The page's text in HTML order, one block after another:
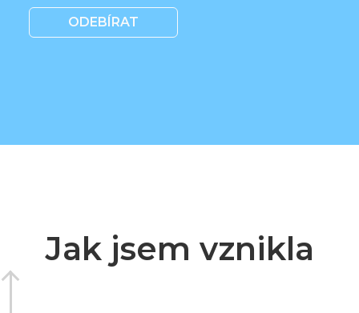
ODEBÍRAT
Jak jsem vznikla